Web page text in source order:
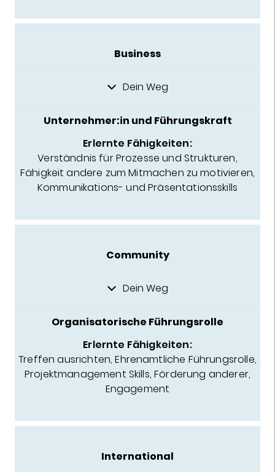
Business
Dein Weg
Unternehmer:in und Führungskraft
Erlernte Fähigkeiten:
Verständnis für Prozesse und Strukturen,
Fähigkeit andere zum Mitmachen zu motivieren,
Kommunikations- und Präsentationsskills
Community
Dein Weg
Organisatorische Führungsrolle
Erlernte Fähigkeiten:
Treffen ausrichten, Ehrenamtliche Führungsrolle,
Projektmanagement Skills, Förderung anderer,
Engagement
International